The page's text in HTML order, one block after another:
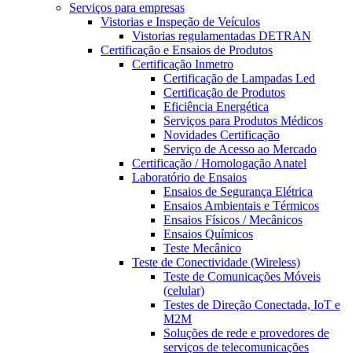
Serviços para empresas
Vistorias e Inspeção de Veículos
Vistorias regulamentadas DETRAN
Certificação e Ensaios de Produtos
Certificação Inmetro
Certificação de Lampadas Led
Certificação de Produtos
Eficiência Energética
Serviços para Produtos Médicos
Novidades Certificação
Serviço de Acesso ao Mercado
Certificação / Homologação Anatel
Laboratório de Ensaios
Ensaios de Segurança Elétrica
Ensaios Ambientais e Térmicos
Ensaios Físicos / Mecânicos
Ensaios Químicos
Teste Mecânico
Teste de Conectividade (Wireless)
Teste de Comunicações Móveis
(celular)
Testes de Direção Conectada, IoT e
M2M
Soluções de rede e provedores de
serviços de telecomunicações